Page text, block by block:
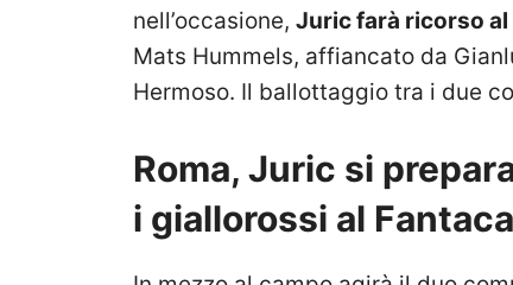
nell’occasione, Juric farà ricorso
Mats Hummels, affiancato da
Hermoso. Il ballottaggio tra i due
Roma, Juric si
i giallorossi al